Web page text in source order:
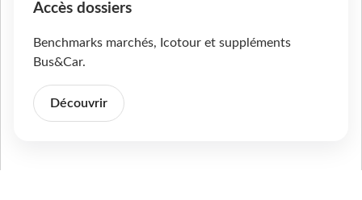
Accès dossiers
Benchmarks marchés, Icotour et suppléments
Bus&Car.
Découvrir